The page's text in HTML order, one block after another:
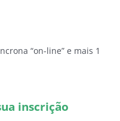
“on-line” e mais 1
inscrição